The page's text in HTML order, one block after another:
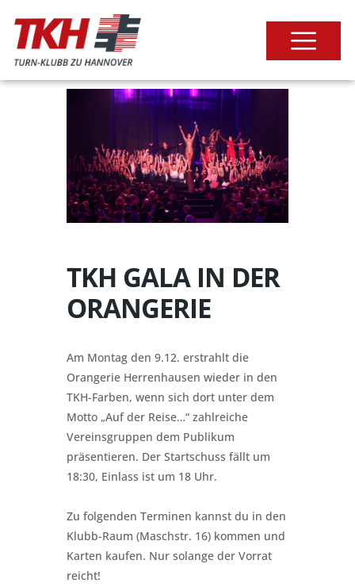
TKH GALA IN DER
ORANGERIE
Am Montag den 9.12. erstrahlt die
Orangerie Herrenhausen wieder in den
TKH-Farben, wenn sich dort unter dem
Motto „Auf der Reise…“ zahlreiche
Vereinsgruppen dem Publikum
präsentieren. Der Startschuss fällt um
18:30, Einlass ist um 18 Uhr.
Zu folgenden Terminen kannst du in den
Klubb-Raum (Maschstr. 16) kommen und
Karten kaufen. Nur solange der Vorrat
reicht!